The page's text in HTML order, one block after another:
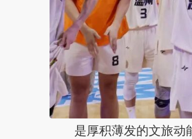
是厚积薄发的文旅